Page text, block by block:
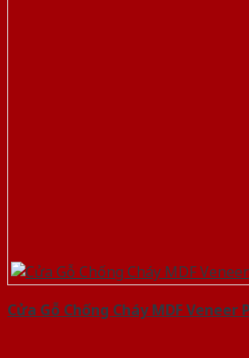
Cửa Gỗ Chống Cháy MDF Veneer